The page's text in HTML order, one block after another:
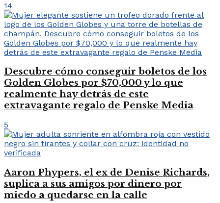
14
Descubre cómo conseguir boletos de los
Golden Globes por $70,000 y lo que
realmente hay detrás de este
extravagante regalo de Penske Media
5
Aaron Phypers, el ex de Denise Richards,
suplica a sus amigos por dinero por
miedo a quedarse en la calle